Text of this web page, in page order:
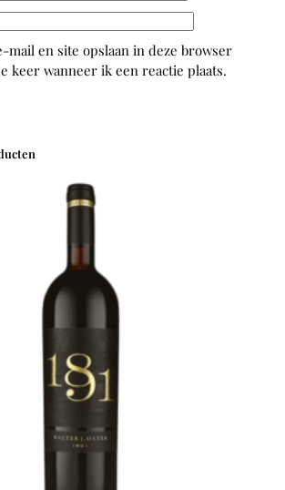
mail en site opslaan in deze browser
keer wanneer ik een reactie plaats.